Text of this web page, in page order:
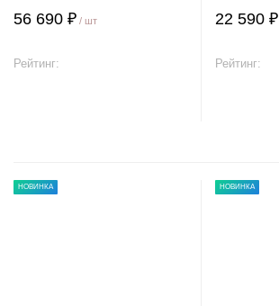
56 690 ₽ / шт
Рейтинг:
22 590 ₽
Рейтинг:
НОВИНКА НОВИНКА